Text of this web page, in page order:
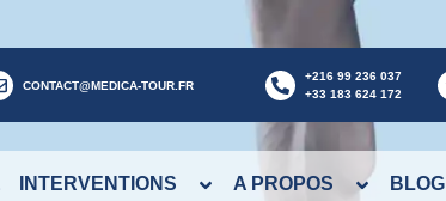
CONTACT@MEDICA-TOUR.FR
+216 99 236 037
+33 183 624 172
INTERVENTIONS A PROPOS BLOG